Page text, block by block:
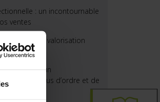
: un incontournable
ventes
: un levier de valorisation
le jardin : un
pour plus d’ordre et de